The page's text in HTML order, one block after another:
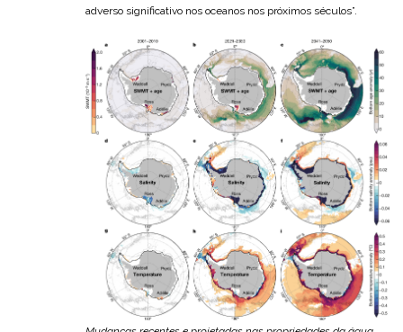
adverso significativo nos oceanos nos próximos séculos”.